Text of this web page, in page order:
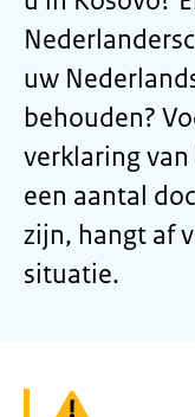
uw
behouden?
verklaring
een aantal
zijn, hangt af
situatie.